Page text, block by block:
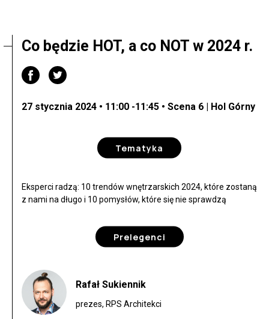
Co będzie HOT, a co NOT w 2024 r.
27 stycznia 2024 • 11:00 -11:45 • Scena 6 | Hol Górny
Tematyka
Eksperci radzą: 10 trendów wnętrzarskich 2024, które zostaną
z nami na długo i 10 pomysłów, które się nie sprawdzą
Prelegenci
Rafał Sukiennik
prezes, RPS Architekci